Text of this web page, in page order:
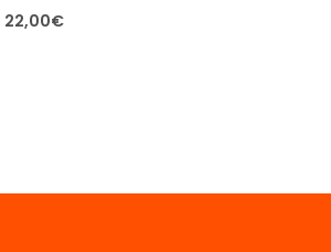
22,00€